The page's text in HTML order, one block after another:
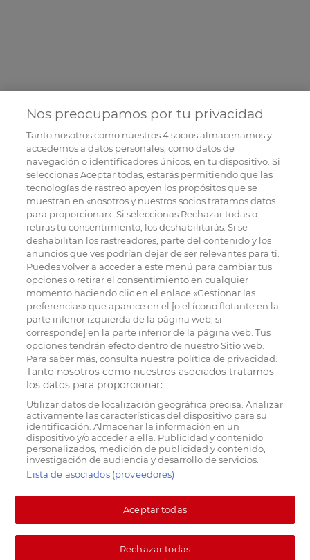
Nos preocupamos por tu privacidad
Tanto nosotros como nuestros4socios almacenamos y
accedemos a datos personales, como datos de
navegación o identificadores únicos, en tu dispositivo. Si
seleccionas Aceptar todas, estarás permitiendo que las
tecnologías de rastreo apoyen los propósitos que se
muestran en «nosotros y nuestros socios tratamos datos
para proporcionar». Si seleccionas Rechazar todas o
retiras tu consentimiento, los deshabilitarás. Si se
deshabilitan los rastreadores, parte del contenido y los
anuncios que ves podrían dejar de ser relevantes para ti.
Puedes volver a acceder a este menú para cambiar tus
opciones o retirar el consentimiento en cualquier
momento haciendo clic en el enlace «Gestionar las
preferencias» que aparece en el [o el ícono flotante en la
parte inferior izquierda de la página web, si
corresponde] en la parte inferior de la página web. Tus
opciones tendrán efecto dentro de nuestro Sitio web.
Para saber más, consulta nuestra política de privacidad.
Tanto nosotros como nuestros asociados tratamos
los datos para proporcionar:
Utilizar datos de localización geográfica precisa. Analizar
activamente las características del dispositivo para su
identificación. Almacenar la información en un
dispositivo y/o acceder a ella. Publicidad y contenido
personalizados, medición de publicidad y contenido,
investigación de audiencia y desarrollo de servicios.
Lista de asociados (proveedores)
Aceptar todas
Rechazar todas